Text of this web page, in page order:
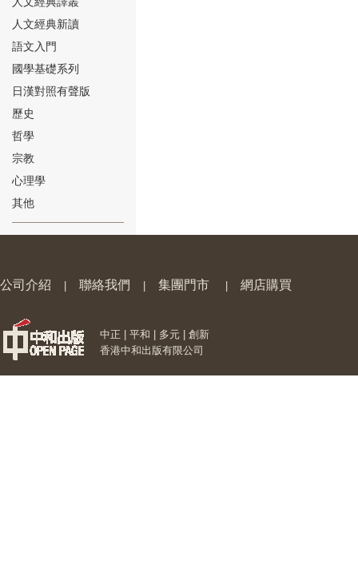
⑱
⑳
人文經典新讀
語文入門
國學基礎系列
日漢對照有聲版
歷史
哲學
宗教
心理學
其他
公司介紹 聯絡我們 集團門市 網店購買
中正 | 平和 | 多元 | 創新
香港中和出版有限公司